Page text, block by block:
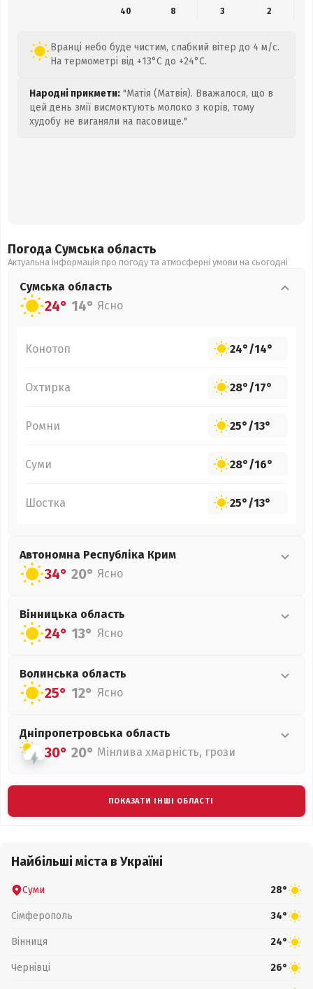
40
8 3 2
Вранці небо буде чистим, слабкий вітер до 4 м/с.
На термометрі від +13°C до +24°C.
Народні прикмети: "Матія (Матвія). Вважалося, що в
цей день змії висмоктують молоко з корів, тому
худобу не виганяли на пасовище."
Погода Сумська область
Актуальна інформація про погоду та атмосферні умови на сьогодні
Сумська область
24° 14° Ясно
Конотоп 24°/14°
Охтирка 28°/17°
Ромни 25°/13°
Суми 28°/16°
Шостка 25°/13°
Автономна Республіка Крим
34° 20° Ясно
Вінницька область
24° 13° Ясно
Волинська область
25° 12° Ясно
Дніпропетровська область
30° 20° Мінлива хмарність, грози
ПОКАЗАТИ ІНШІ ОБЛАСТІ
Найбільші міста в Україні
Суми 28°
Сімферополь 34°
Вінниця 24°
Чернівці 26°